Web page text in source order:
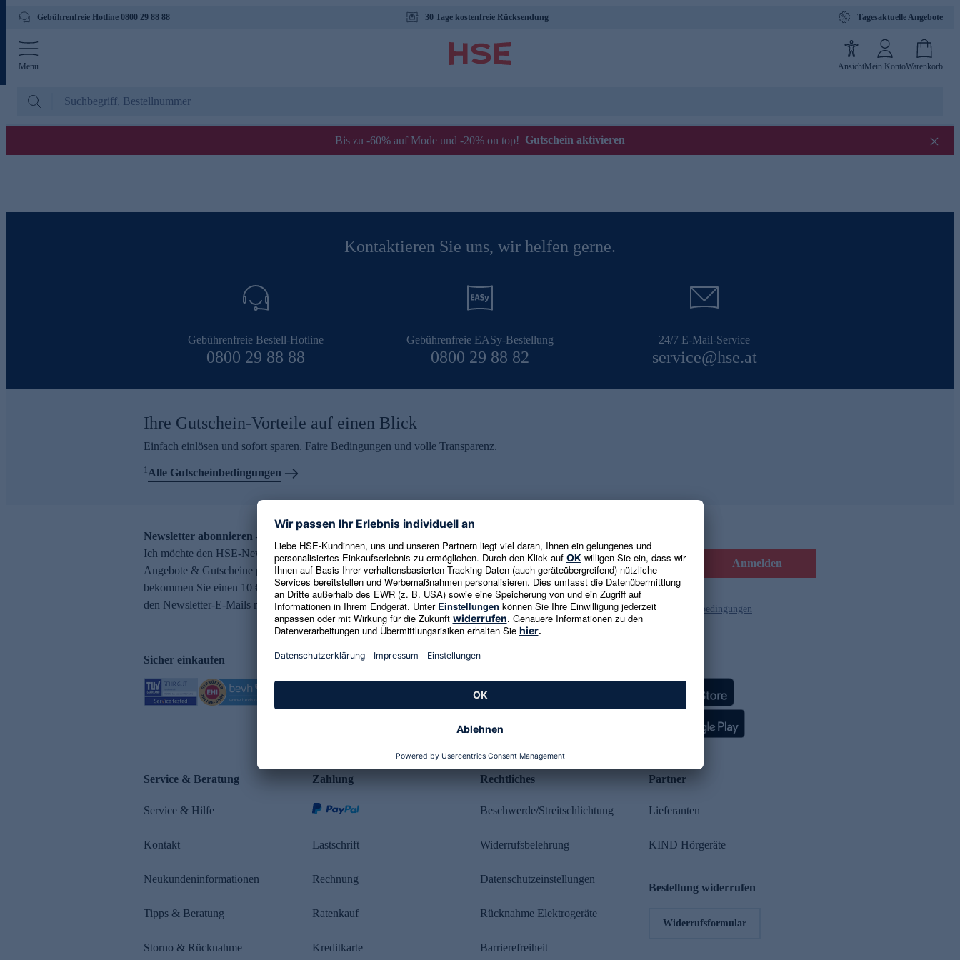
Gebührenfreie Hotline 0800 29 88 88 30 Tage kostenfreie Rücksendung Tagesaktuelle Angebote
Menü AnsichtMein KontoWarenkorb
Bis zu -60% auf Mode und -20% on top! Gutschein aktivieren
Kontaktieren Sie uns, wir helfen gerne.
Gebührenfreie Bestell-Hotline
0800 29 88 88
Gebührenfreie EASy-Bestellung
0800 29 88 82
24/7 E-Mail-Service
service@hse.at
Ihre Gutschein-Vorteile auf einen Blick
Einfach einlösen und sofort sparen. Faire Bedingungen und volle Transparenz.
1Alle Gutscheinbedingungen
Newsletter abonnieren – 10 € Gutschein erhalten
Ich möchte den HSE-Newsletter abonnieren und aktuelle Trends,
Angebote & Gutscheine per E-Mail erhalten. Als Dankeschön
bekommen Sie einen 10 € Gutschein. Eine Abmeldung ist jederzeit in
den Newsletter-E-Mails möglich.
E-Mail-Adresse eingeben Anmelden
Es gelten die Datenschutzrichtlinienund die Gutscheinbedingungen
Sicher einkaufen Kundenbewertung
Service & Beratung
Service & Hilfe
Kontakt
Neukundeninformationen
Tipps & Beratung
Storno & Rücknahme
Zahlung
Lastschrift
Rechnung
Ratenkauf
Kreditkarte
Rechtliches
Beschwerde/Streitschlichtung
Widerrufsbelehrung
Datenschutzeinstellungen
Rücknahme Elektrogeräte
Barrierefreiheit
Partner
Lieferanten
KIND Hörgeräte
Bestellung widerrufen
Widerrufsformular